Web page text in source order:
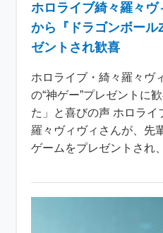
ホロライブ綺々羅々ヴ
から『ドラゴンボー
ゼントされ歓喜
ホロライブ・綺々羅々ヴ
の“神ゲー”プレゼントに
た」と喜びの声 ホロライ
羅々ヴィヴィさんが、先
ゲームをプレゼントされ